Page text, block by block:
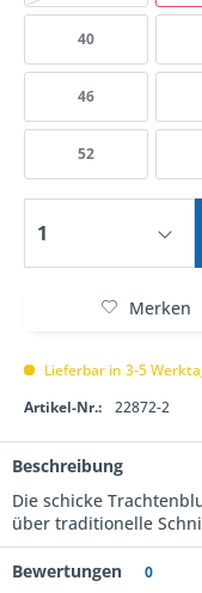
40
46
52
Merken
Lieferbar in 3-5
Artikel-Nr.:
22872-2
Beschreibung
Die schicke
über traditionelle
Bewertungen 0